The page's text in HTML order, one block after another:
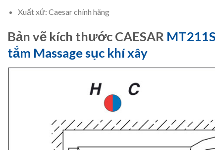
Xuất xứ: Caesar chính hãng
Bản vẽ kích thước CAESAR
tắm Massage sục khí xây